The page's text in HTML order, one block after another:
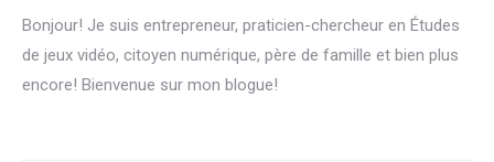
Bonjour! Je suis entrepreneur, praticien-chercheur en Études
de jeux vidéo, citoyen numérique, père de famille et bien plus
encore! Bienvenue sur mon blogue!